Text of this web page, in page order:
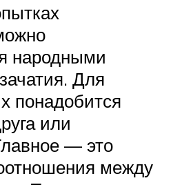
народными
Для
понадобится
или
— это
между